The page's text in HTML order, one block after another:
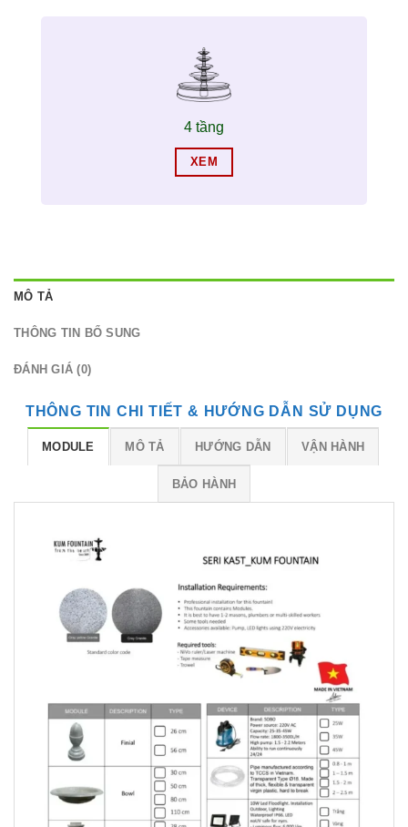
4 tầng
XEM
MÔ TẢ
THÔNG TIN BỔ SUNG
ĐÁNH GIÁ (0)
THÔNG TIN CHI TIẾT & HƯỚNG DẪN SỬ DỤNG
MODULE MÔ TẢ HƯỚNG DẪN VẬN HÀNH
BẢO HÀNH